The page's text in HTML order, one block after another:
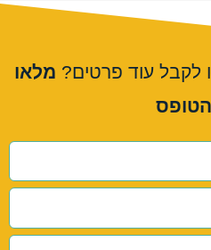
לקבל עוד פרטים? מלאו